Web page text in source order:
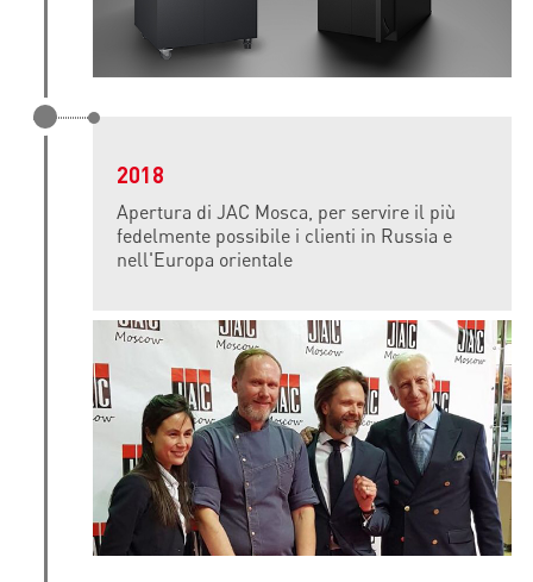
2018
Apertura di JAC Mosca, per servire il più
fedelmente possibile i clienti in Russia e
nell'Europa orientale